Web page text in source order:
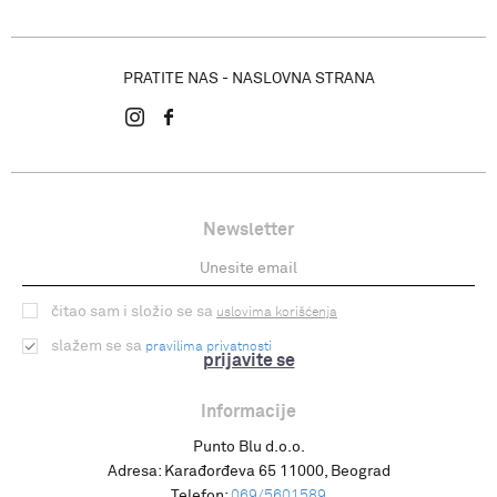
PRATITE NAS - NASLOVNA STRANA
Newsletter
prijavite se
čitao sam i složio se sa uslovima korišćenja
slažem se sa pravilima privatnosti
Informacije
Punto Blu d.o.o.
Adresa: Karađorđeva 65 11000, Beograd